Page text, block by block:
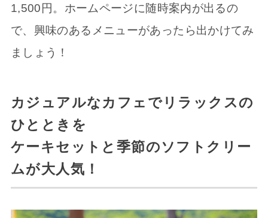
1,500円。ホームページに随時案内が出るの
で、興味のあるメニューがあったら出かけてみ
ましょう！
カジュアルなカフェでリラックスの
ひとときを
ケーキセットと季節のソフトクリー
ムが大人気！